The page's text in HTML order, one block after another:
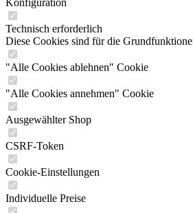
Konfiguration
Technisch erforderlich
Diese Cookies sind für die
"Alle Cookies ablehnen" Cookie
"Alle Cookies annehmen" Cookie
Ausgewählter Shop
CSRF-Token
Cookie-Einstellungen
Individuelle Preise